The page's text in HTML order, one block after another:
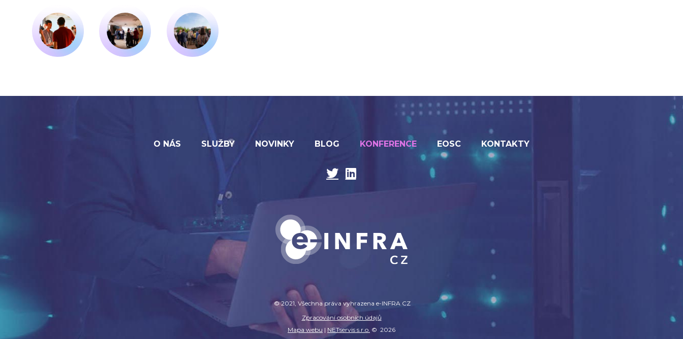
O NÁS SLUŽBY NOVINKY BLOG KONFERENCE EOSC KONTAKTY
© 2021, Všechna práva vyhrazena e-INFRA CZ
Zpracování osobních údajů
Mapa webu | NETservis s.r.o. © 2026